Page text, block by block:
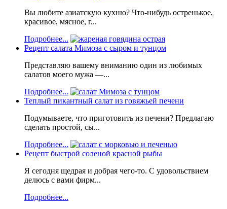
Вы любите азиатскую кухню? Что-нибудь остренькое,
красивое, мясное, г...
Подробнее...
Рецепт салата Мимоза с сыром и тунцом
Представляю вашему вниманию один из любимых
салатов моего мужа —...
Подробнее...
Теплый пикантный салат из говяжьей печени
Подумываете, что приготовить из печени? Предлагаю
сделать простой, сы...
Подробнее...
Рецепт быстрой соленой красной рыбы
Я сегодня щедрая и добрая чего-то. С удовольствием
делюсь с вами фирм...
Подробнее...